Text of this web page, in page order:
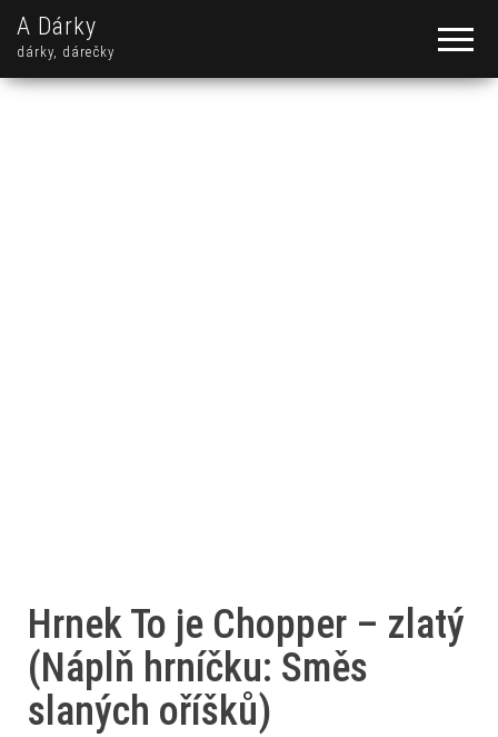
A Dárky
dárky, dárečky
Hrnek To je Chopper – zlatý
(Náplň hrníčku: Směs
slaných oříšků)